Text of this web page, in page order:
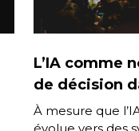
L’IA comme
de décision
À mesure que